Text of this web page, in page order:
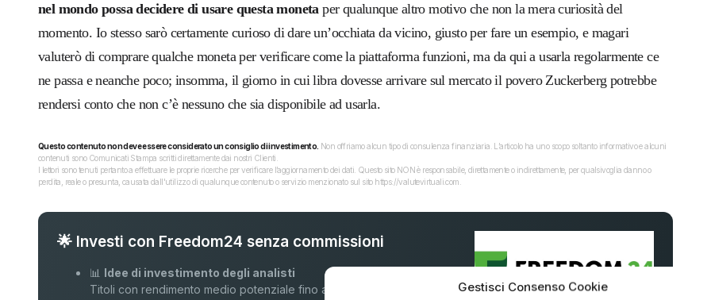
Gestisci Consenso Cookie
nel mondo possa decidere di usare questa monetaper qualunque altro motivo che non la mera curiosità del
momento. Io stesso sarò certamente curioso di dare un’occhiata da vicino, giusto per fare un esempio, e magari
valuterò di comprare qualche moneta per verificare come la piattaforma funzioni, ma da qui a usarla regolarmente ce
ne passa e neanche poco; insomma, il giorno in cui libra dovesse arrivare sul mercato il povero Zuckerberg potrebbe
rendersi conto che non c’è nessuno che sia disponibile ad usarla.
Questo contenuto non deve essere considerato un consiglio di investimento. Non offriamo alcun tipo di consulenza finanziaria. L’articolo ha uno scopo soltanto informativo e alcuni
contenuti sono Comunicati Stampa scritti direttamente dai nostri Clienti.
I lettori sono tenuti pertanto a effettuare le proprie ricerche per verificare l’aggiornamento dei dati. Questo sito NON è responsabile, direttamente o indirettamente, per qualsivoglia danno o
perdita, reale o presunta, causata dall'utilizzo di qualunque contenuto o servizio menzionato sul sito https://valutevirtuali.com.
🌟 Investi con Freedom24 senza commissioni
📊 Idee di investimento degli analisti
Titoli con rendimento medio potenziale fino al